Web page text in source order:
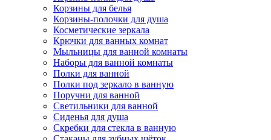
Корзины для белья
Корзины-полочки для душа
Косметические зеркала
Крючки для ванных комнат
Мыльницы для ванной комнаты
Наборы для ванной комнаты
Полки для ванной
Полки под зеркало в ванную
Поручни для ванной
Светильники для ванной
Сиденья для душа
Скребки для стекла в ванную